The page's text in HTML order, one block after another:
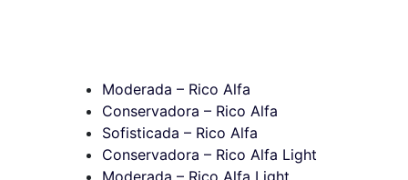
Moderada – Rico Alfa
Conservadora – Rico Alfa
Sofisticada – Rico Alfa
Conservadora – Rico Alfa Light
Moderada – Rico Alfa Light